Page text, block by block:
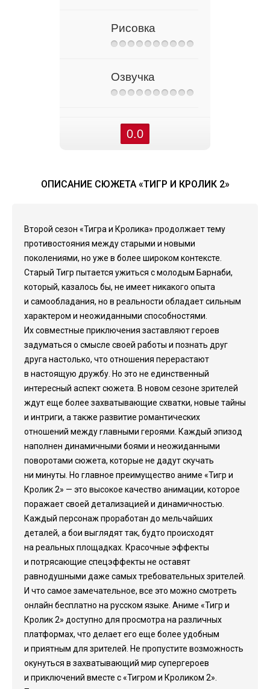
Рисовка
Озвучка
0.0
ОПИСАНИЕ СЮЖЕТА «ТИГР И КРОЛИК 2»
Второй сезон «Тигра и Кролика» продолжает тему
противостояния между старыми и новыми
поколениями, но уже в более широком контексте.
Старый Тигр пытается ужиться с молодым Барнаби,
который, казалось бы, не имеет никакого опыта
и самообладания, но в реальности обладает сильным
характером и неожиданными способностями.
Их совместные приключения заставляют героев
задуматься о смысле своей работы и познать друг
друга настолько, что отношения перерастают
в настоящую дружбу. Но это не единственный
интересный аспект сюжета. В новом сезоне зрителей
ждут еще более захватывающие схватки, новые тайны
и интриги, а также развитие романтических
отношений между главными героями. Каждый эпизод
наполнен динамичными боями и неожиданными
поворотами сюжета, которые не дадут скучать
ни минуты. Но главное преимущество аниме «Тигр и
Кролик 2» — это высокое качество анимации, которое
поражает своей детализацией и динамичностью.
Каждый персонаж проработан до мельчайших
деталей, а бои выглядят так, будто происходят
на реальных площадках. Красочные эффекты
и потрясающие спецэффекты не оставят
равнодушными даже самых требовательных зрителей.
И что самое замечательное, все это можно смотреть
онлайн бесплатно на русском языке. Аниме «Тигр и
Кролик 2» доступно для просмотра на различных
платформах, что делает его еще более удобным
и приятным для зрителей. Не пропустите возможность
окунуться в захватывающий мир супергероев
и приключений вместе с «Тигром и Кроликом 2».